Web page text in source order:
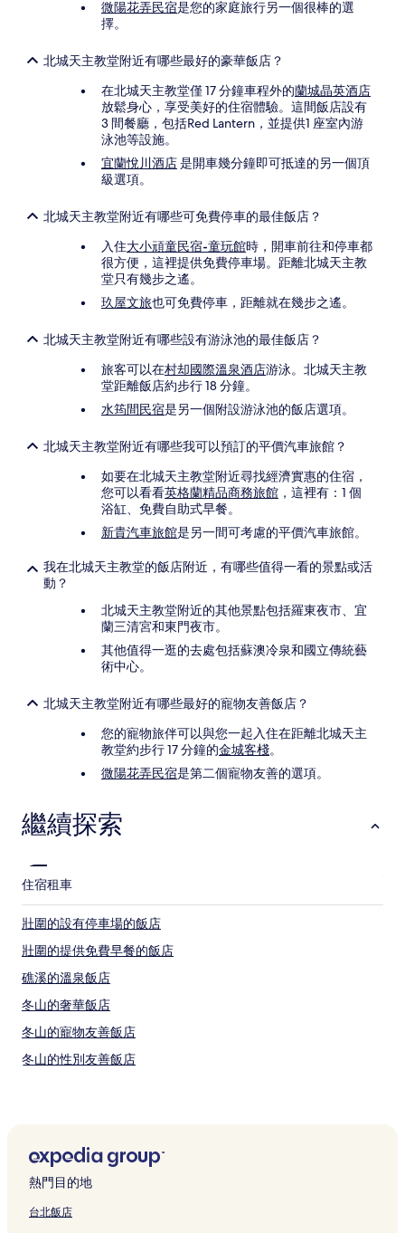
微陽花弄民宿是您的家庭旅行另一個很棒的選
擇。
北城天主教堂附近有哪些最好的豪華飯店？
在北城天主教堂僅 17 分鐘車程外的蘭城晶英酒店
放鬆身心，享受美好的住宿體驗。這間飯店設有
3 間餐廳，包括Red Lantern，並提供1 座室內游
泳池等設施。
宜蘭悅川酒店是開車幾分鐘即可抵達的另一個頂
級選項。
北城天主教堂附近有哪些可免費停車的最佳飯店？
入住大小頑童民宿-童玩館時，開車前往和停車都
很方便，這裡提供免費停車場。距離北城天主教
堂只有幾步之遙。
玖屋文旅也可免費停車，距離就在幾步之遙。
北城天主教堂附近有哪些設有游泳池的最佳飯店？
旅客可以在村却國際溫泉酒店游泳。北城天主教
堂距離飯店約步行 18 分鐘。
水筠間民宿是另一個附設游泳池的飯店選項。
北城天主教堂附近有哪些我可以預訂的平價汽車旅館？
如要在北城天主教堂附近尋找經濟實惠的住宿，
您可以看看英格蘭精品商務旅館 ，這裡有：1 個
浴缸、免費自助式早餐。
新貴汽車旅館是另一間可考慮的平價汽車旅館。
我在北城天主教堂的飯店附近，有哪些值得一看的景點或活
動？
北城天主教堂附近的其他景點包括羅東夜市、宜
蘭三清宮和東門夜市。
其他值得一逛的去處包括蘇澳冷泉和國立傳統藝
術中心。
北城天主教堂附近有哪些最好的寵物友善飯店？
您的寵物旅伴可以與您一起入住在距離北城天主
教堂約步行 17 分鐘的金城客棧。
微陽花弄民宿是第二個寵物友善的選項。
繼續探索
住宿租車
壯圍的設有停車場的飯店
壯圍的提供免費早餐的飯店
礁溪的溫泉飯店
冬山的奢華飯店
冬山的寵物友善飯店
冬山的性別友善飯店
冬山的設有游泳池的飯店
冬山的設有停車場的飯店
冬山的商務飯店
熱門目的地
台北飯店